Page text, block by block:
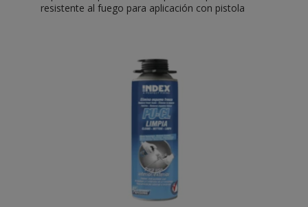
resistente al fuego para aplicación con pistola